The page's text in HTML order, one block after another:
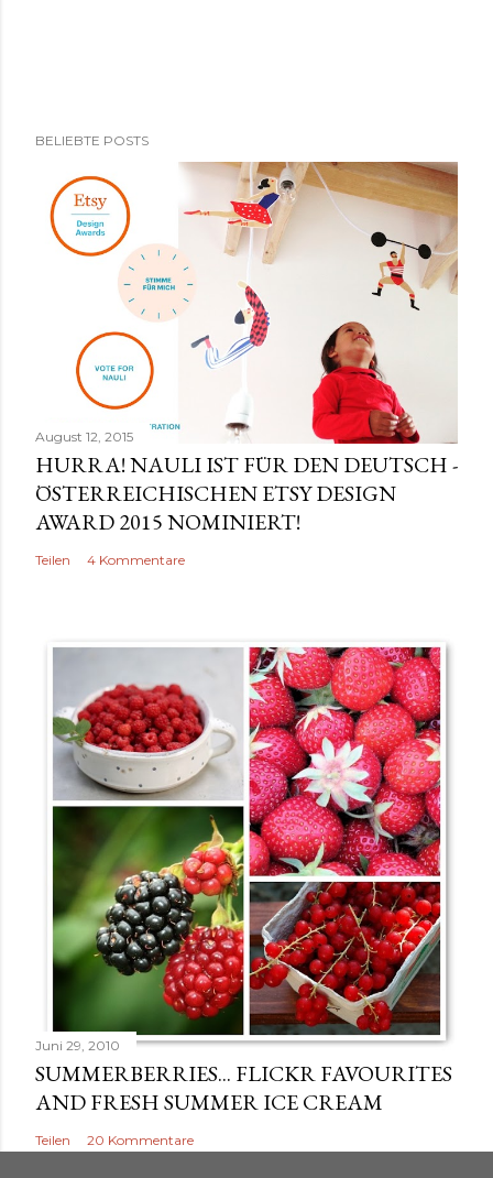
o
m
r
ö
f
f
e
BELIEBTE POSTS
August 12, 2015
HURRA! NAULI IST FÜR DEN DEUTSCH -
ÖSTERREICHISCHEN ETSY DESIGN
AWARD 2015 NOMINIERT!
Teilen 4 Kommentare
Juni 29, 2010
SUMMERBERRIES... FLICKR FAVOURITES
AND FRESH SUMMER ICE CREAM
Teilen 20 Kommentare